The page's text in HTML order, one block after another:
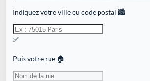
Indiquez votre ville ou code postal 🏙️
✅
Puis votre rue 🏠